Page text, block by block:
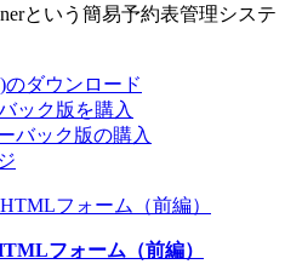
という簡易予約表管理システ
ダウンロード
ック版を購入
バック版の購入
フォーム（前編）